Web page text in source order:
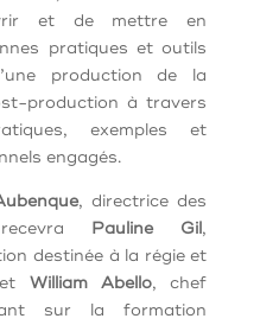
et de mettre en
pratiques et outils
production de la
production à travers
exemples et
engagés.
, directrice des
Pauline Gil,
destinée à la régie et
William Abello, chef
sur la formation